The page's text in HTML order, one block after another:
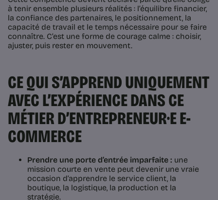
à tenir ensemble plusieurs réalités : l’équilibre financier,
la confiance des partenaires, le positionnement, la
capacité de travail et le temps nécessaire pour se faire
connaître. C’est une forme de courage calme : choisir,
ajuster, puis rester en mouvement.
CE QUI S’APPREND UNIQUEMENT
AVEC L’EXPÉRIENCE DANS CE
MÉTIER D’ENTREPRENEUR·E E-
COMMERCE
Prendre une porte d’entrée imparfaite : une
mission courte en vente peut devenir une vraie
occasion d’apprendre le service client, la
boutique, la logistique, la production et la
stratégie.